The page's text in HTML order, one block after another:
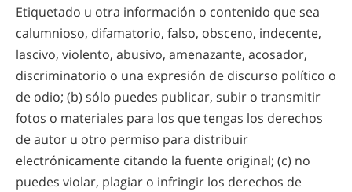
Etiquetado u otra información o contenido que sea
calumnioso, difamatorio, falso, obsceno, indecente,
lascivo, violento, abusivo, amenazante, acosador,
discriminatorio o una expresión de discurso político o
de odio; (b) sólo puedes publicar, subir o transmitir
fotos o materiales para los que tengas los derechos
de autor u otro permiso para distribuir
electrónicamente citando la fuente original; (c) no
puedes violar, plagiar o infringir los derechos de